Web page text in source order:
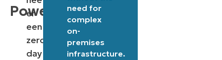
PowerShell
er
een
zero-
day
need for
complex
on-
premises
infrastructure.